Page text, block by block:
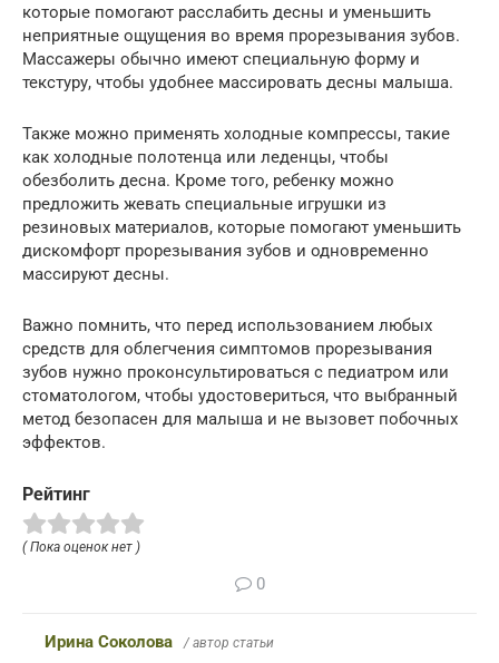
которые помогают расслабить десны и уменьшить
неприятные ощущения во время прорезывания зубов.
Массажеры обычно имеют специальную форму и
текстуру, чтобы удобнее массировать десны малыша.
Также можно применять холодные компрессы, такие
как холодные полотенца или леденцы, чтобы
обезболить десна. Кроме того, ребенку можно
предложить жевать специальные игрушки из
резиновых материалов, которые помогают уменьшить
дискомфорт прорезывания зубов и одновременно
массируют десны.
Важно помнить, что перед использованием любых
средств для облегчения симптомов прорезывания
зубов нужно проконсультироваться с педиатром или
стоматологом, чтобы удостовериться, что выбранный
метод безопасен для малыша и не вызовет побочных
эффектов.
Рейтинг
( Пока оценок нет )
0
Ирина Соколова / автор статьи